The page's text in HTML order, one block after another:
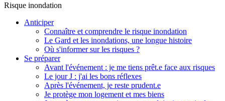
Risque inondation
Anticiper
Connaître et comprendre le risque inondation
Le Gard et les inondations, une longue histoire
Où s'informer sur les risques ?
Se préparer
Avant l'événement : je me tiens prêt.e face aux risques
Le jour J : j'ai les bons réflexes
Après l'événement, je reste prudent.e
Je protège mon logement et mes biens